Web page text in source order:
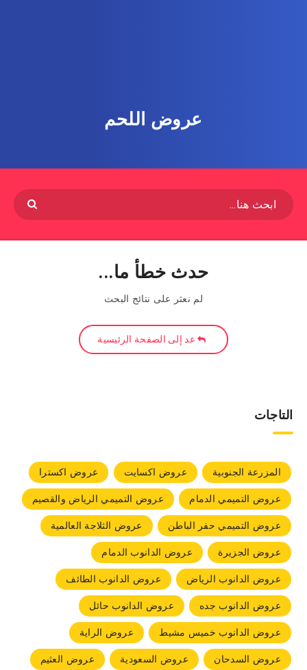
عروض اللحم
حدث خطأ ما...
لم نعثر على نتائج البحث
عد إلى الصفحة الرئيسية
التاجات
المزرعة الجنوبية عروض اكسايت
عروض اكسترا
عروض التميمي الدمام
عروض التميمي الرياض والقصيم
عروض التميمي حفر الباطن
عروض الثلاجة العالمية
عروض الجزيرة
عروض الدانوب الدمام
عروض الدانوب الرياض
عروض الدانوب الطائف
عروض الدانوب جده
عروض الدانوب حائل
عروض الدانوب خميس مشيط
عروض الراية
عروض السدحان
عروض السعودية
عروض العثيم